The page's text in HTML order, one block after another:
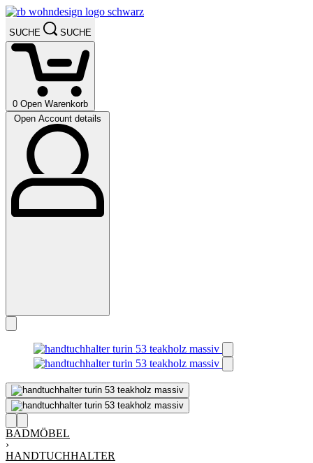
SUCHE SUCHE
0 Open Warenkorb
Open Account details
BADMÖBEL
›
HANDTUCHHALTER